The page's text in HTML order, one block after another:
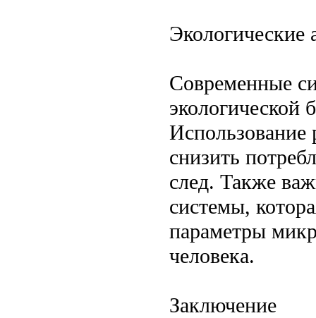
Экологические
Современные
экологической
Использование
снизить
след. Также
системы,
параметры
человека.
Заключение